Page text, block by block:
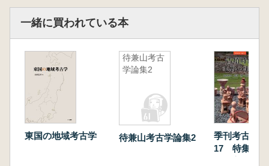
一緒に買われている本
東国の地域考古学
待兼山考古
学論集2
待兼山考古学論集2
季刊考古学
17 特集:古